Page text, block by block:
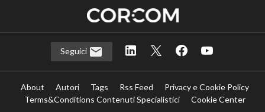
Seguici
About Autori Tags Rss Feed
Privacy e Cookie Policy
Terms&Conditions Contenuti Specialistici
Cookie Center